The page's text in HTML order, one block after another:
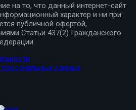
на то, что данный интернет-сайт
характер и ни при
публичной офертой,
Статьи 437(2) Гражданского
данных